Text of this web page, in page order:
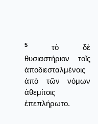
5
τὸ δὲ
θυσιαστήριον τοῖς
ἀποδιεσταλμένοις
ἀπὸ τῶν νόμων
ἀθεμίτοις
ἐπεπλήρωτο.